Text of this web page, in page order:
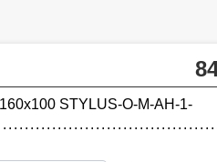
STYLUS-O-M-AH-1-